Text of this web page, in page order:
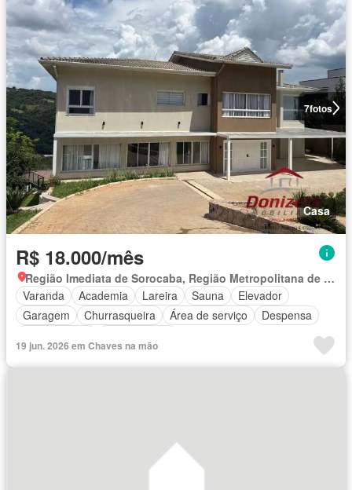
7fotos
Casa
R$ 18.000/mês
Região Imediata de Sorocaba, Região Metropolitana de Sorocaba
Varanda
Academia Lareira Sauna
Elevador
Garagem
Churrasqueira Área de serviço
Despensa
19 jun. 2026 em Chaves na mão